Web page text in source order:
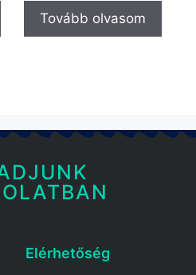
Tovább olvasom
Elérhetőség​